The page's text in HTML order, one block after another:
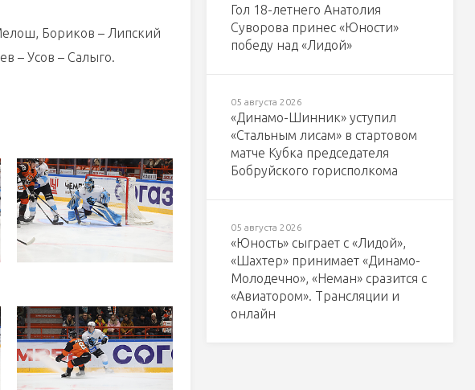
Бориков – Липский
– Усов – Салыго.
Гол 18-летнего Анатолия
Суворова принес «Юности»
победу над «Лидой»
05 августа 2026
«Динамо-Шинник» уступил
«Стальным лисам» в стартовом
матче Кубка председателя
Бобруйского горисполкома
05 августа 2026
«Юность» сыграет с «Лидой»,
«Шахтер» принимает «Динамо-
Молодечно», «Неман» сразится с
«Авиатором». Трансляции и
онлайн